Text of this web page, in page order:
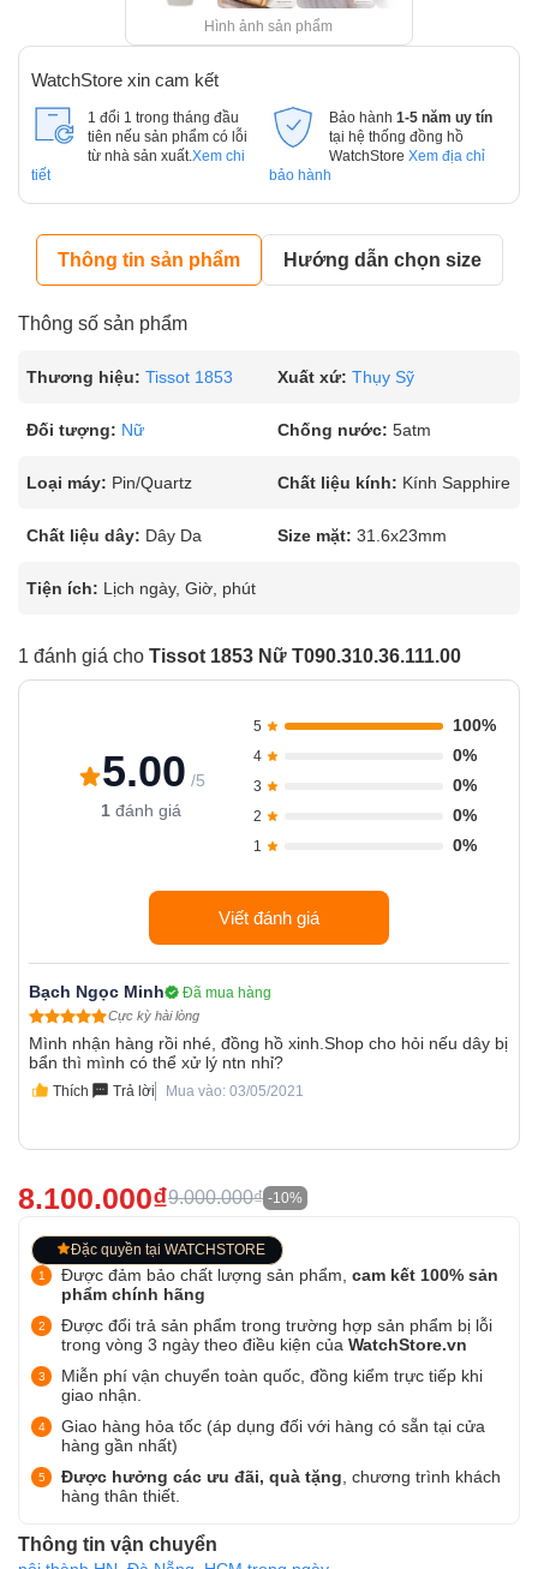
Hình ảnh sản phẩm
WatchStore xin cam kết
1 đổi 1 trong tháng đầu
tiên nếu sản phẩm có lỗi
từ nhà sản xuất. Xem chi
tiết
Bảo hành 1-5 năm uy tín
tại hệ thống đồng hồ
WatchStore Xem địa chỉ
bảo hành
Thông tin sản phẩm Hướng dẫn chọn size
Thông số sản phẩm
Thương hiệu: Tissot 1853 Xuất xứ: Thụy Sỹ
Đối tượng: Nữ Chống nước: 5atm
Loại máy: Pin/Quartz Chất liệu kính: Kính Sapphire
Chất liệu dây: Dây Da Size mặt: 31.6x23mm
Tiện ích: Lịch ngày, Giờ, phút
1 đánh giá cho Tissot 1853 Nữ T090.310.36.111.00
5.00 /5
1 đánh giá
5 100%
4 0%
3 0%
2 0%
1 0%
Viết đánh giá
Bạch Ngọc Minh Đã mua hàng
Cực kỳ hài lòng
Mình nhận hàng rồi nhé, đồng hồ xinh.Shop cho hỏi nếu dây bị
bẩn thì mình có thể xử lý ntn nhỉ?
Thích Trả lời Mua vào: 03/05/2021
8.100.000₫9.000.000₫ -10%
Đặc quyền tại WATCHSTORE
Được đảm bảo chất lượng sản phẩm, cam kết 100% sản
phẩm chính hãng
Được đổi trả sản phẩm trong trường hợp sản phẩm bị lỗi
trong vòng 3 ngày theo điều kiện của WatchStore.vn
Miễn phí vận chuyển toàn quốc, đồng kiểm trực tiếp khi
giao nhận.
Giao hàng hỏa tốc (áp dụng đối với hàng có sẵn tại cửa
hàng gần nhất)
Được hưởng các ưu đãi, quà tặng , chương trình khách
hàng thân thiết.
Thông tin vận chuyển